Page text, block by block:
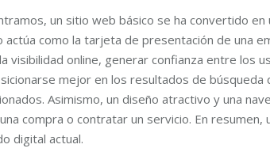
un sitio web básico se ha convertido
como la tarjeta de presentación de una
visibilidad online, generar confianza entre los
mejor en los resultados de
Asimismo, un diseño atractivo y una
compra o contratar un servicio. En
digital actual.